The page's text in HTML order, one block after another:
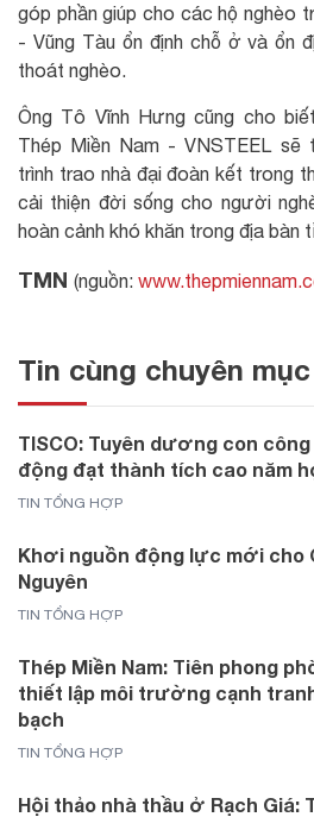
góp phần giúp cho các hộ nghèo
- Vũng Tàu ổn định chỗ ở và ổn
thoát nghèo.
Ông Tô Vĩnh Hưng cũng cho
Thép Miền Nam - VNSTEEL
trình trao nhà đại đoàn kết trong
cải thiện đời sống cho người
hoàn cảnh khó khăn trong địa bàn
TMN (nguồn:
Tin cùng chuyên mục
TISCO: Tuyên dương con
động đạt thành tích cao năm
TIN TỔNG HỢP
Khơi nguồn động lực mới cho
Nguyên
TIN TỔNG HỢP
Thép Miền Nam: Tiên phong
thiết lập môi trường cạnh
bạch
TIN TỔNG HỢP
Hội thảo nhà thầu ở Rạch Giá: